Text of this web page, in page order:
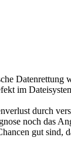
Datenrettung
im
durch
noch das
gut sind,